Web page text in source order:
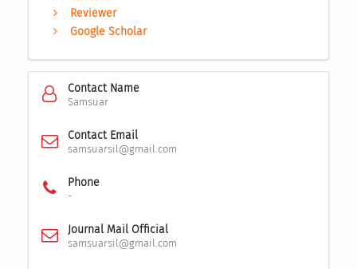
Reviewer
Google Scholar
Contact Name
Samsuar
Contact Email
samsuarsil@gmail.com
Phone
-
Journal Mail Official
samsuarsil@gmail.com